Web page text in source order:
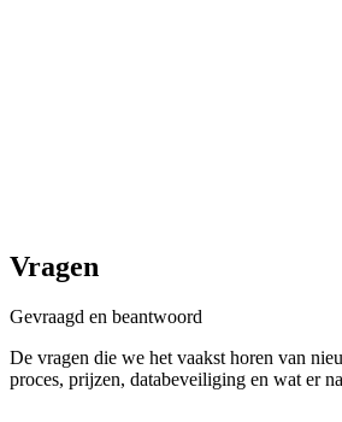
Vragen
Gevraagd en beantwoord
De vragen die we het vaakst horen van
proces, prijzen, databeveiliging en wat er